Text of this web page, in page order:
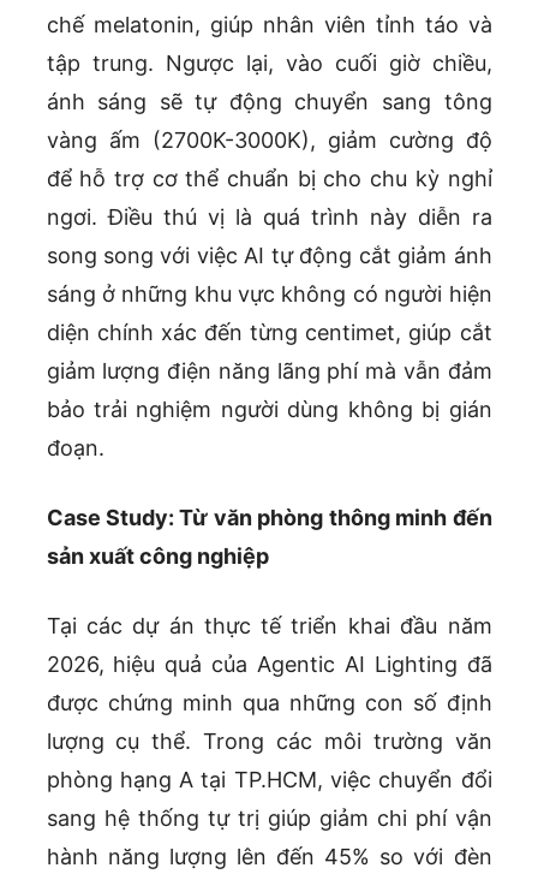
chế melatonin, giúp nhân viên tỉnh táo và
tập trung. Ngược lại, vào cuối giờ chiều,
ánh sáng sẽ tự động chuyển sang tông
vàng ấm (2700K-3000K), giảm cường độ
để hỗ trợ cơ thể chuẩn bị cho chu kỳ nghỉ
ngơi. Điều thú vị là quá trình này diễn ra
song song với việc AI tự động cắt giảm ánh
sáng ở những khu vực không có người hiện
diện chính xác đến từng centimet, giúp cắt
giảm lượng điện năng lãng phí mà vẫn đảm
bảo trải nghiệm người dùng không bị gián
đoạn.
Case Study: Từ văn phòng thông minh đến
sản xuất công nghiệp
Tại các dự án thực tế triển khai đầu năm
2026, hiệu quả của Agentic AI Lighting đã
được chứng minh qua những con số định
lượng cụ thể. Trong các môi trường văn
phòng hạng A tại TP.HCM, việc chuyển đổi
sang hệ thống tự trị giúp giảm chi phí vận
hành năng lượng lên đến 45% so với đèn